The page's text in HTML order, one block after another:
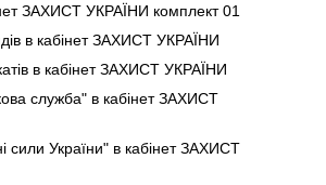
ЗАХИСТ УКРАЇНИ комплект 01
в кабінет ЗАХИСТ УКРАЇНИ
в кабінет ЗАХИСТ УКРАЇНИ
служба" в кабінет ЗАХИСТ
сили України" в кабінет ЗАХИСТ